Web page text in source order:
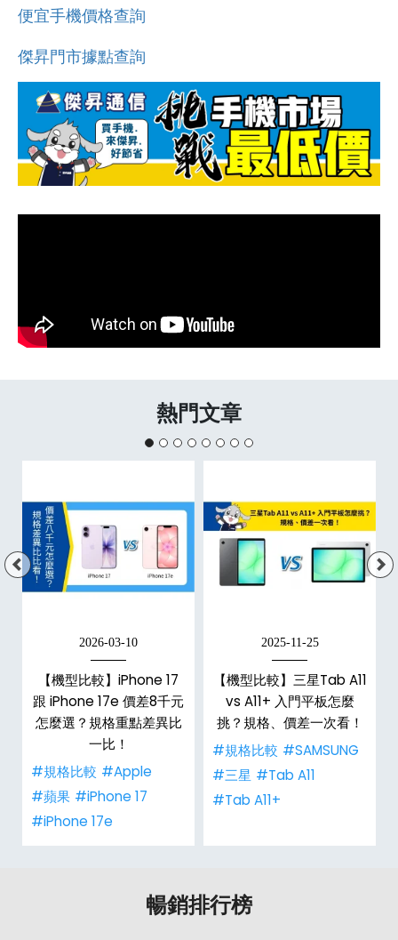
便宜手機價格查詢
傑昇門市據點查詢
熱門文章
2026-03-10
【機型比較】iPhone 17
跟 iPhone 17e 價差8千元
怎麼選？規格重點差異比
一比！
#規格比較 #Apple
#蘋果 #iPhone 17
#iPhone 17e
2025-11-25
【機型比較】三星Tab A11
vs A11+ 入門平板怎麼
挑？規格、價差一次看！
#規格比較 #SAMSUNG
#三星 #Tab A11
#Tab A11+
暢銷排行榜